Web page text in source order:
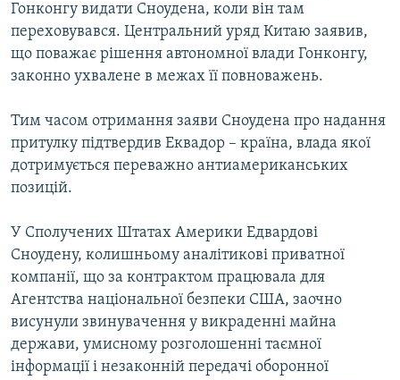
Гонконгу видати Сноудена, коли він там
переховувався. Центральний уряд Китаю заявив,
що поважає рішення автономної влади Гонконгу,
законно ухвалене в межах її повноважень.
Тим часом отримання заяви Сноудена про надання
притулку підтвердив Еквадор – країна, влада якої
дотримується переважно антиамериканських
позицій.
У Сполучених Штатах Америки Едвардові
Сноудену, колишньому аналітикові приватної
компанії, що за контрактом працювала для
Агентства національної безпеки США, заочно
висунули звинувачення у викраденні майна
держави, умисному розголошенні таємної
інформації і незаконній передачі оборонної